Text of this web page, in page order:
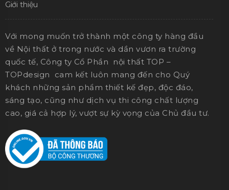
Giới thiệu
Với mong muốn trở thành một công ty hàng đầu
về Nội thất ở trong nước và dần vươn ra trường
quốc tế, Công ty Cổ Phần nội thất TOP –
TOPdesign cam kết luôn mang đến cho Quý
khách những sản phẩm thiết kế đẹp, độc đáo,
sáng tạo, cũng như dịch vụ thi công chất lượng
cao, giá cả hợp lý, vượt sự kỳ vọng của Chủ đầu tư.